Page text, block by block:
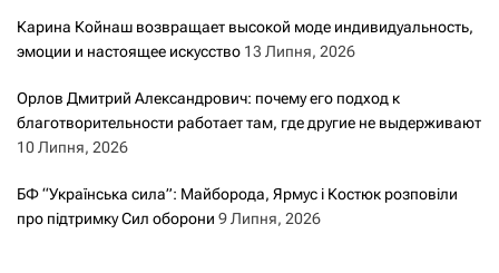
м
и
Карина Койнаш возвращает высокой моде индивидуальность,
эмоции и настоящее искусство 13 Липня, 2026
Орлов Дмитрий Александрович: почему его подход к
благотворительности работает там, где другие не выдерживают
10 Липня, 2026
БФ “Українська сила”: Майборода, Ярмус і Костюк розповіли
про підтримку Сил оборони 9 Липня, 2026